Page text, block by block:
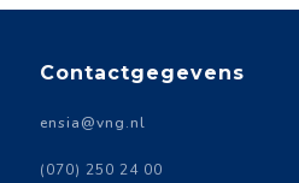
Contactgegevens
ensia@vng.nl
(070) 250 24 00